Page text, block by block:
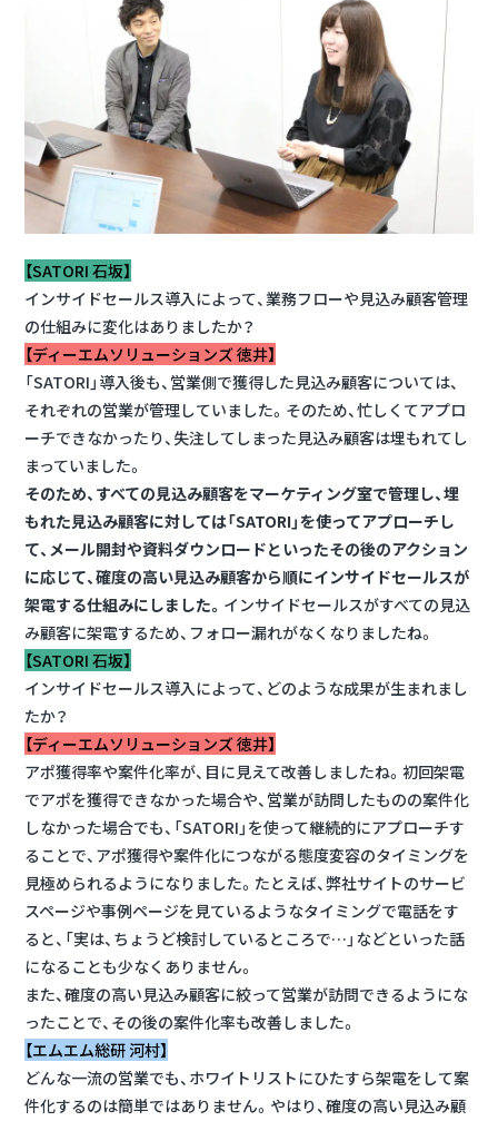
【SATORI 石坂】
インサイドセールス導入によって、業務フローや見込み顧客管理
の仕組みに変化はありましたか？
【ディーエムソリューションズ 徳井】
「SATORI」導入後も、営業側で獲得した見込み顧客については、
それぞれの営業が管理していました。そのため、忙しくてアプロ
ーチできなかったり、失注してしまった見込み顧客は埋もれてし
まっていました。
そのため、すべての見込み顧客をマーケティング室で管理し、埋
もれた見込み顧客に対しては「SATORI」を使ってアプローチし
て、メール開封や資料ダウンロードといったその後のアクション
に応じて、確度の高い見込み顧客から順にインサイドセールスが
架電する仕組みにしました。 インサイドセールスがすべての見込
み顧客に架電するため、フォロー漏れがなくなりましたね。
【SATORI 石坂】
インサイドセールス導入によって、どのような成果が生まれまし
たか？
【ディーエムソリューションズ 徳井】
アポ獲得率や案件化率が、目に見えて改善しましたね。初回架電
でアポを獲得できなかった場合や、営業が訪問したものの案件化
しなかった場合でも、「SATORI」を使って継続的にアプローチす
ることで、アポ獲得や案件化につながる態度変容のタイミングを
見極められるようになりました。たとえば、弊社サイトのサービ
スページや事例ページを見ているようなタイミングで電話をす
ると、「実は、ちょうど検討しているところで…」などといった話
になることも少なくありません。
また、確度の高い見込み顧客に絞って営業が訪問できるようにな
ったことで、その後の案件化率も改善しました。
【エムエム総研 河村】
どんな一流の営業でも、ホワイトリストにひたすら架電をして案
件化するのは簡単ではありません。やはり、確度の高い見込み顧